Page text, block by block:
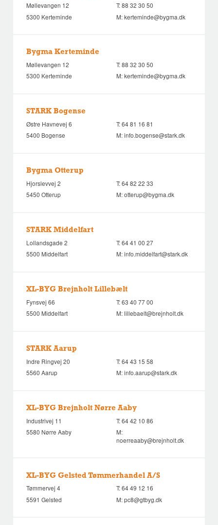
Møllevangen 12
5300 Kerteminde
T:88 32 30 50
M:kerteminde@bygma.dk
Bygma Kerteminde
Møllevangen 12
5300 Kerteminde
T:88 32 30 50
M:kerteminde@bygma.dk
STARK Bogense
Østre Havnevej 6
5400 Bogense
T:64 81 16 81
M:info.bogense@stark.dk
Bygma Otterup
Hjorslevvej 2
5450 Otterup
T:64 82 22 33
M:otterup@bygma.dk
STARK Middelfart
Lollandsgade 2
5500 Middelfart
T:64 41 00 27
M:info.middelfart@stark.dk
XL-BYG Brejnholt Lillebælt
Fynsvej 66
5500 Middelfart
T:63 40 77 00
M:lillebaelt@brejnholt.dk
STARK Aarup
Indre Ringvej 20
5560 Aarup
T:64 43 15 58
M:info.aarup@stark.dk
XL-BYG Brejnholt Nørre Aaby
Industrivej 11
5580 Nørre Aaby
T:64 42 10 86
M:
noerreaaby@brejnholt.dk
XL-BYG Gelsted Tømmerhandel A/S
Tømmervej 4
5591 Gelsted
T:64 49 12 16
M:pc8@gtbyg.dk